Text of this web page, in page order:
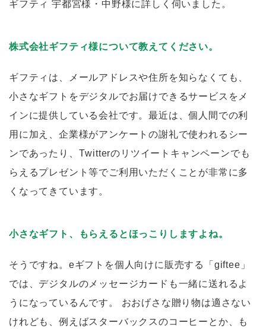
ギフティ 宇都宮様・中野様に詳しく伺いました。
株式会社ギフティ様について教えてください。
ギフティは、メールアドレスや住所を知らなくても、
小さなギフトをデジタルでお届けできるサービスをメ
インに提供している会社です。最近は、個人間での利
用に加え、企業様がアンケートの謝礼で使われるシー
ンであったり、Twitterのリツイートキャンペーンでも
らえるプレゼント等でご利用いただくことが非常に多
くなってきています。
小さなギフト、もらえるとほっこりしますよね。
そうですね。eギフトを個人向けに販売する「giftee」
では、デジタルのメッセージカードも一緒に送れるよ
うになっているんです。 おおげさな贈り物は適さない
けれども、例えばスターバックスのコーヒーとか、も